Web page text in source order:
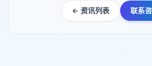
← 资讯列表
联系